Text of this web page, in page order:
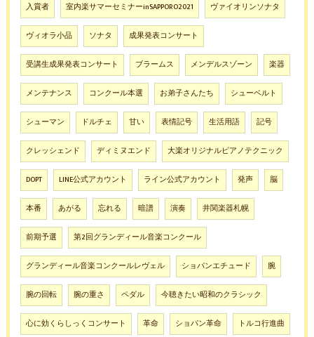
入賞者 室内楽サマーセミナーinSAPPORO2021 ヴァイオリンソナタ
ヴィオラ小品 ソナタ 成果発表コンサート
受講生成果発表コンサート ブラームス メンデルスゾーン 楽器
メンテナンス コンクール本選 お弟子さんたち シューベルト
シューマン ドルチェ 甘い 表情記号 生活用語 記号
クレッシェンド ディミヌエンド 大楽オリジナルピアノテクニック
DOPT LINE公式アカウント ライン公式アカウント 発声 脳
本番 あがる 忘れる 暗譜 演奏 井関楽器札幌
前期予選 第2回グランディール音楽コンクール
グランディール音楽コンクールレヴェル ショパンエチュード 腕
腕の回転 腕の重さ ペダル 今聴きたい昭和のクラシック
心に効くらしっくコンサート 革命 ショパン革命 トルコ行進曲